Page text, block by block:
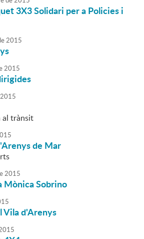
3X3 Solidari per a Policies i
2015
2015
2015
al trànsit
de Mar
2015
Mònica Sobrino
Vila d'Arenys